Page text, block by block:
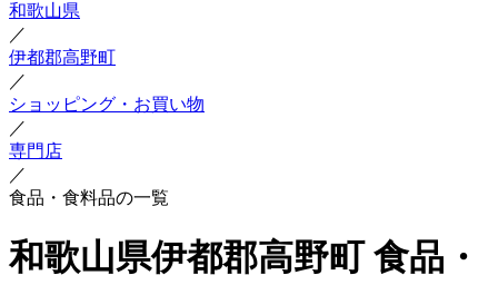
和歌山県
／
伊都郡高野町
／
ショッピング・お買い物
／
専門店
／
食品・食料品の一覧
和歌山県伊都郡高野町 食品・